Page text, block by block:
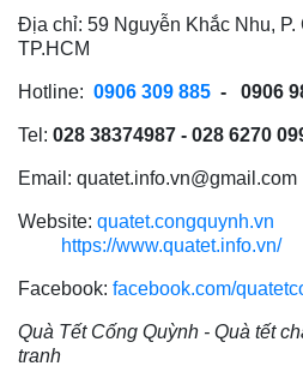
Địa chỉ: 59 Nguyễn Khắc Nhu, P.
TP.HCM
Hotline: 0906 309 885 - 0906
Tel: 028 38374987 - 028 6270
Email: quatet.info.vn@gmail.com
Website: quatet.congquynh.vn
https://www.quatet.info.vn/
Facebook: facebook.com/
Quà Tết Cống Quỳnh - Quà tết
tranh